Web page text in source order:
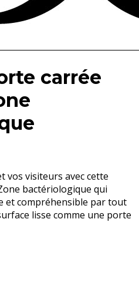
carrée
visiteurs avec cette
bactériologique qui
et compréhensible par tout
lisse comme une porte